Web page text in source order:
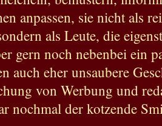
anpassen, sie nicht als
als Leute, die
gern noch nebenbei ein
auch eher unsaubere
von Werbung und
nochmal der kotzende